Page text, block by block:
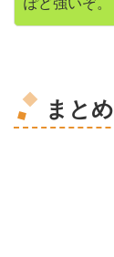
ぽど強いぞ。
まとめ